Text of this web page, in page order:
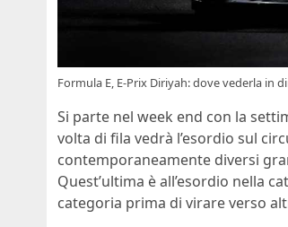
Formula E, E-Prix Diriyah: dove vederla in
Si parte nel week end con la
volta di fila vedrà l’esordio sul
contemporaneamente diversi
Quest’ultima è all’esordio nella
categoria prima di virare verso